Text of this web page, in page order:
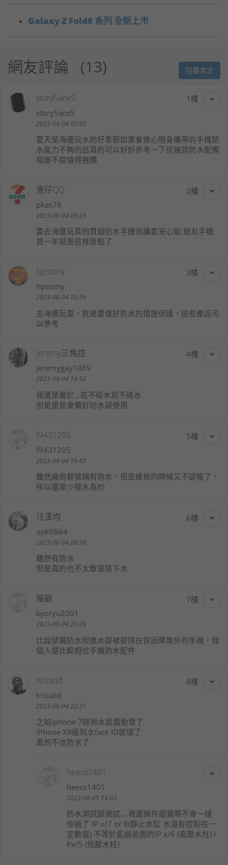
Galaxy Z Fold8 系列 全新上市
網友評論 13 回覆本文
1
story5ace5
story5ace5
2023-06-04 07:55
夏天是海邊玩水的好季節如果會擔心隨身攜帶的手機防
水能力不夠的話真的可以好好參考一下這幾款防水配備
相當不錯值得選購
2
憲仔QQ
pkas78
2023-06-04 09:23
要去海邊玩真的買個防水手機保護套安心點 朋友手機
買一年就是這樣掛點了
3
hpstony
hpstony
2023-06-04 10:39
去海邊玩耍，就是要做好防水的措施保護，這些產品可
以參考
4
Jeremy三角控
jeremygay1069
2023-06-04 14:52
我還是屬於...能不碰水就不碰水
但是還是會備好防水袋使用
5
f9431205
f9431205
2023-06-04 19:43
雖然廠商都號稱有防水，但是維修的時候又不認帳了，
所以還是少碰水為妙
6
汪漢均
opk0864
2023-06-04 20:56
雖然有防水
但是真的也不太敢冒險下水
7
猩爺
kyoryu2001
2023-06-04 21:29
比起號稱防水但進水卻被排除在保固條款外的手機，我
個人還比較相信手機防水配件
8
Krizalid
krizalid
2023-06-04 22:31
之前iphone 7碰到水就震動壞了
iPhone XR碰到水face ID就壞了
真的不信防水了
heero1401
heero1401
2023-06-05 14:03
防水測試歸測試....裡面條件跟實際不會一樣
你過了 IP x/7 or 8(靜止水缸 水溫有控制在一
定數值) 不等於能過前面的IP x/6 (高壓水柱) I
Px/5 (低壓水柱)